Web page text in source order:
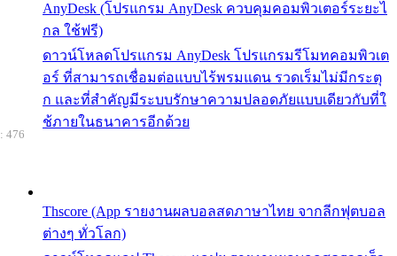
AnyDesk (โปรแกรม AnyDesk ควบคุมคอมพิวเตอร์ระยะไ
กล ใช้ฟรี)
ดาวน์โหลดโปรแกรม AnyDesk โปรแกรมรีโมทคอมพิวเต
อร์ ที่สามารถเชื่อมต่อแบบไร้พรมแดน รวดเร็มไม่มีกระตุ
ก และที่สำคัญมีระบบรักษาความปลอดภัยแบบเดียวกับที่ใ
ช้ภายในธนาคารอีกด้วย
Thscore (App รายงานผลบอลสดภาษาไทย จากลีกฟุตบอล
ต่างๆ ทั่วโลก)
476